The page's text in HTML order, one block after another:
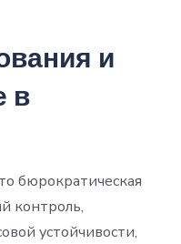
и
в
бюрократическая
контроль,
устойчивости,